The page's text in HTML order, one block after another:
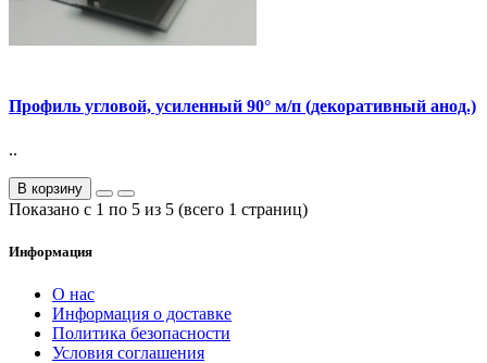
Профиль угловой, усиленный 90° м/п (декоративный анод.)
..
В корзину
Показано с 1 по 5 из 5 (всего 1 страниц)
Информация
О нас
Информация о доставке
Политика безопасности
Условия соглашения